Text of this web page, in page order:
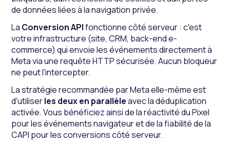
de données liées à la navigation privée.
La Conversion APIfonctionne côté serveur : c'est
votre infrastructure (site, CRM, back-end e-
commerce) qui envoie les événements directement à
Meta via une requête HTTP sécurisée. Aucun bloqueur
ne peut l'intercepter.
La stratégie recommandée par Meta elle-même est
d'utiliserles deux en parallèleavec la déduplication
activée. Vous bénéficiez ainsi de la réactivité du Pixel
pour les événements navigateur et de la fiabilité de la
CAPI pour les conversions côté serveur.